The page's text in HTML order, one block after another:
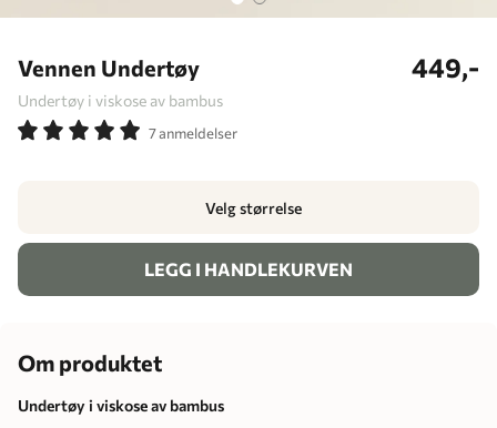
Vennen Undertøy
Undertøy i viskose av bambus
449,-
7 anmeldelser
Velg størrelse
LEGG I HANDLEKURVEN
Om produktet
Undertøy i viskose av bambus